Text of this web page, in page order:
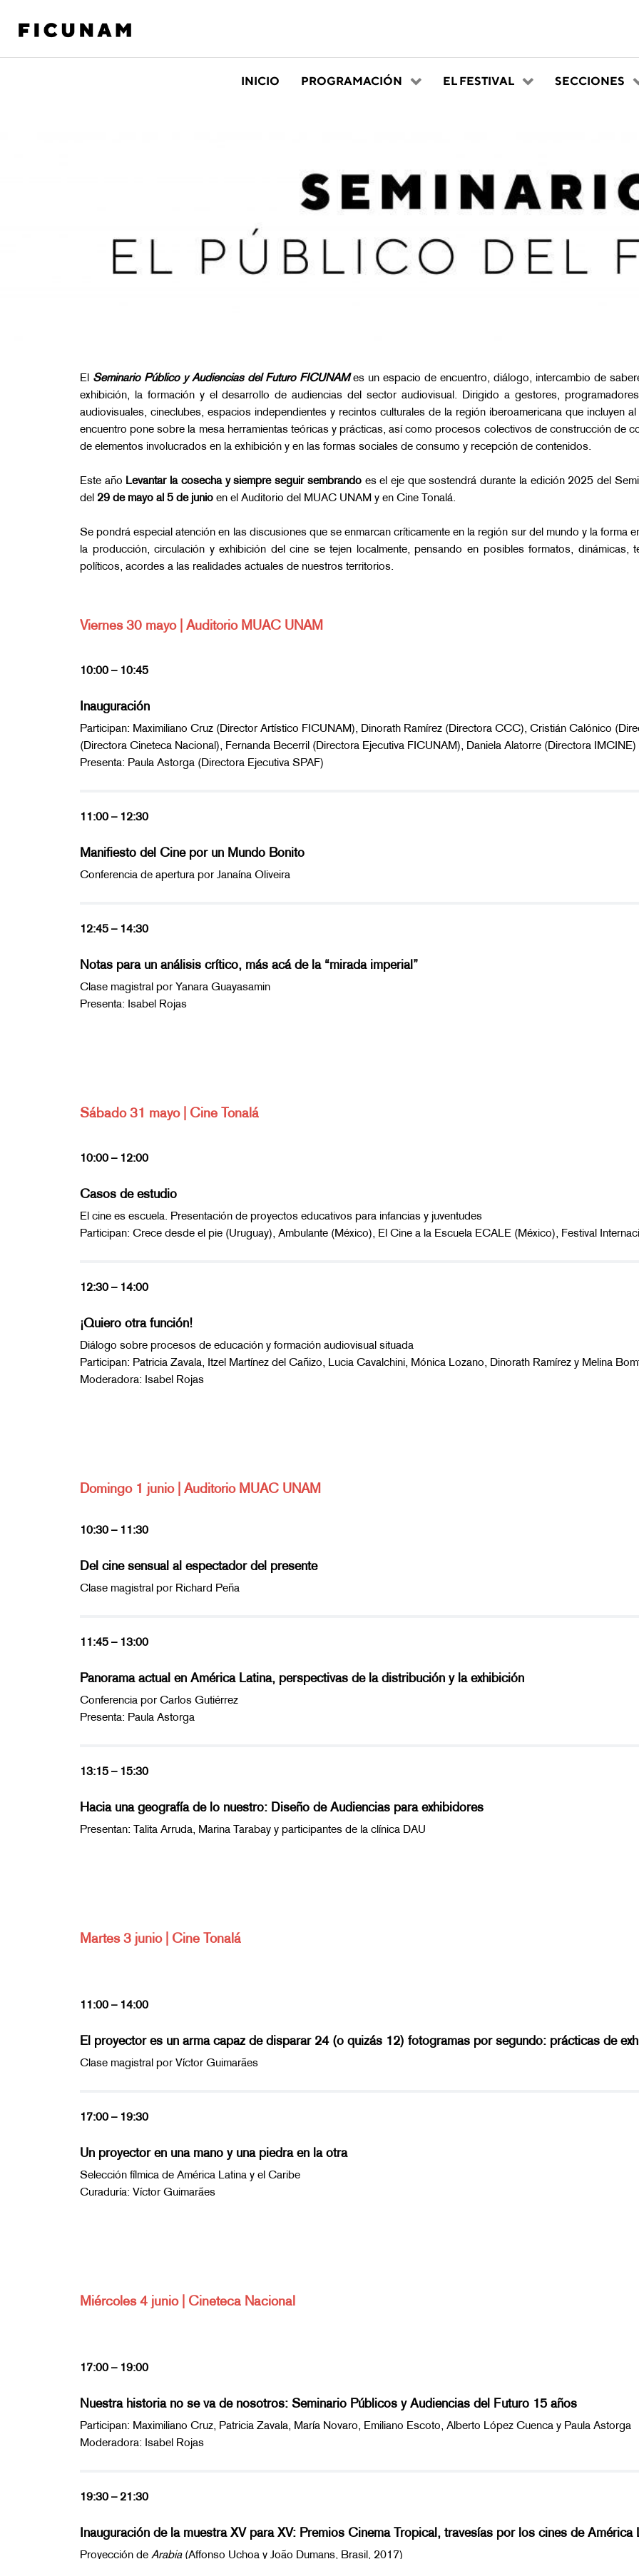
INICIO PROGRAMACIÓN EL FESTIVAL SECCIONES
El Seminario Público y Audiencias del Futuro FICUNAMes un espacio de encuentro, diálogo, intercambio de
exhibición, la formación y el desarrollo de audiencias del sector audiovisual. Dirigido a gestores,
audiovisuales, cineclubes, espacios independientes y recintos culturales de la región iberoamericana que incluyen
encuentro pone sobre la mesa herramientas teóricas y prácticas, así como procesos colectivos de construcción de
de elementos involucrados en la exhibición y en las formas sociales de consumo y recepción de contenidos.
Este año Levantar la cosecha y siempre seguir sembrandoes el eje que sostendrá durante la edición 2025 del
del 29 de mayo al 5 de junio en el Auditorio del MUAC UNAM y en Cine Tonalá.
Se pondrá especial atención en las discusiones que se enmarcan críticamente en la región sur del mundo y la forma
la producción, circulación y exhibición del cine se tejen localmente, pensando en posibles formatos, dinámicas,
políticos, acordes a las realidades actuales de nuestros territorios.
Viernes 30 mayo | Auditorio MUAC UNAM
10:00 – 10:45
Inauguración
Participan: Maximiliano Cruz (Director Artístico FICUNAM), Dinorath Ramírez (Directora CCC), Cristián Calónico
(Directora Cineteca Nacional), Fernanda Becerril (Directora Ejecutiva FICUNAM), Daniela Alatorre (Directora IMCINE)
Presenta: Paula Astorga (Directora Ejecutiva SPAF)
11:00 – 12:30
Manifiesto del Cine por un Mundo Bonito
Conferencia de apertura por Janaína Oliveira
12:45 – 14:30
Notas para un análisis crítico, más acá de la “mirada imperial”
Clase magistral por Yanara Guayasamin
Presenta: Isabel Rojas
Sábado 31 mayo | Cine Tonalá
10:00 – 12:00
Casos de estudio
El cine es escuela. Presentación de proyectos educativos para infancias y juventudes
Participan: Crece desde el pie (Uruguay), Ambulante (México), El Cine a la Escuela ECALE (México), Festival
12:30 – 14:00
¡Quiero otra función!
Diálogo sobre procesos de educación y formación audiovisual situada
Participan: Patricia Zavala, Itzel Martínez del Cañizo, Lucia Cavalchini, Mónica Lozano, Dinorath Ramírez y Melina
Moderadora: Isabel Rojas
Domingo 1 junio | Auditorio MUAC UNAM
10:30 – 11:30
Del cine sensual al espectador del presente
Clase magistral por Richard Peña
11:45 – 13:00
Panorama actual en América Latina, perspectivas de la distribución y la exhibición
Conferencia por Carlos Gutiérrez
Presenta: Paula Astorga
13:15 – 15:30
Hacia una geografía de lo nuestro: Diseño de Audiencias para exhibidores
Presentan: Talita Arruda, Marina Tarabay y participantes de la clínica DAU
Martes 3 junio | Cine Tonalá
11:00 – 14:00
El proyector es un arma capaz de disparar 24 (o quizás 12) fotogramas por segundo: prácticas de
Clase magistral por Víctor Guimarães
17:00 – 19:30
Un proyector en una mano y una piedra en la otra
Selección fílmica de América Latina y el Caribe
Curaduría: Víctor Guimarães
Miércoles 4 junio | Cineteca Nacional
17:00 – 19:00
Nuestra historia no se va de nosotros: Seminario Públicos y Audiencias del Futuro 15 años
Participan: Maximiliano Cruz, Patricia Zavala, María Novaro, Emiliano Escoto, Alberto López Cuenca y Paula Astorga
Moderadora: Isabel Rojas
19:30 – 21:30
Inauguración de la muestra XV para XV: Premios Cinema Tropical, travesías por los cines de América
Proyección de Arabia(Affonso Uchoa y João Dumans, Brasil, 2017)